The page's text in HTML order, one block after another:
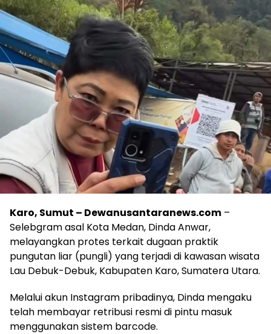
Karo, Sumut – Dewanusantaranews.com –
Selebgram asal Kota Medan, Dinda Anwar,
melayangkan protes terkait dugaan praktik
pungutan liar (pungli) yang terjadi di kawasan wisata
Lau Debuk-Debuk, Kabupaten Karo, Sumatera Utara.
Melalui akun Instagram pribadinya, Dinda mengaku
telah membayar retribusi resmi di pintu masuk
menggunakan sistem barcode.